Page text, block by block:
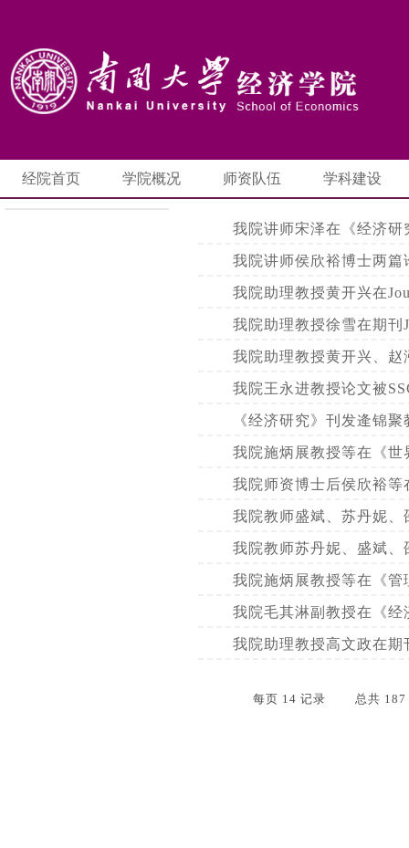
经院首页 学院概况 师资队伍 学科建设
我院讲师宋泽在《经济研
我院讲师侯欣裕博士两
我院助理教授黄开兴在
我院助理教授徐雪在期刊
我院助理教授黄开兴、
我院王永进教授论文被
《经济研究》刊发逄锦
我院施炳展教授等在《
我院师资博士后侯欣裕
我院教师盛斌、苏丹妮
我院教师苏丹妮、盛斌
我院施炳展教授等在《
我院毛其淋副教授在《
我院助理教授高文政在期
每页 14 记录 总共 187